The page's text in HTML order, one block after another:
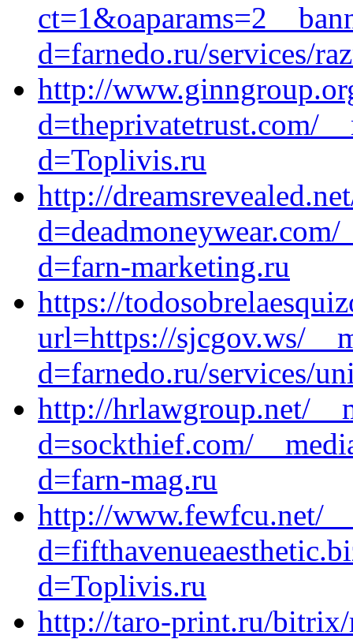
d=farnedo.ru/services/
http://
d=theprivatetrust.com/
d=Toplivis.ru
http://
d=farn-marketing.ru
https://
url=https://sjcgov.ws/
d=farnedo.ru/services/
http://hrlawgroup.net/
d=sockthief.com/
d=farn-mag.ru
http://www.fewfcu.net/
d=Toplivis.ru
http://taro-print.ru/bitrix/